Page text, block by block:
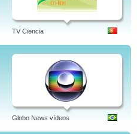
TV Ciencia
Globo News vídeos